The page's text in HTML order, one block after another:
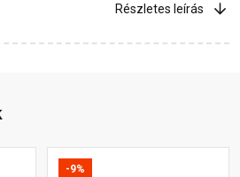
Részletes leírás
-9%